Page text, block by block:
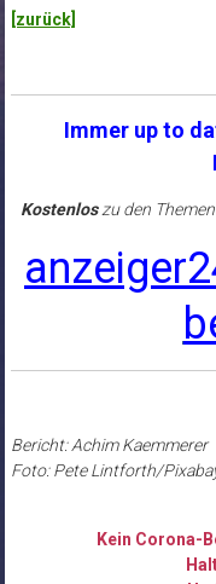
[zurück]
Immer up to
Kostenloszu den
Bericht: Achim Kaemmerer
Foto: Pete Lintforth/
Kein Corona-